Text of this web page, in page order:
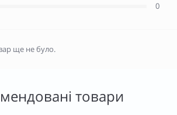
0
ще не було.
товари